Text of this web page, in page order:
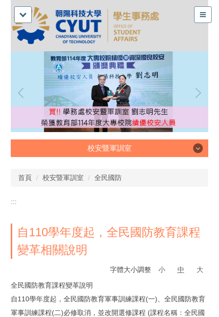
校安暨軍訓室
校安暨軍訓室
首頁 校安暨軍訓室 全民國防
:::
自110學年度起，全民國防教育課程
變革相關說明
字體大小調整 小 中
大
全民國防教育課程變革說明
自110學年度起，全民國防教育軍事訓練課程(一)、全民國防教育
軍事訓練課程(二)必修取消，並改開選修課程 (課程名稱：全民國